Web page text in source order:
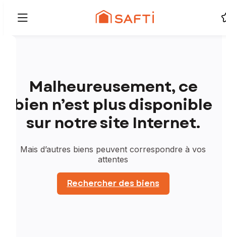
Malheureusement, ce
bien n’est plus disponible
sur notre site Internet.
Mais d’autres biens peuvent correspondre à vos
attentes
Rechercher des biens